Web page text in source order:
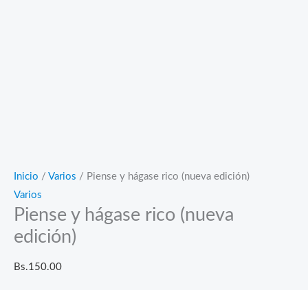
Inicio / Varios / Piense y hágase rico (nueva edición)
Varios
Piense y hágase rico (nueva
edición)
Bs.150.00